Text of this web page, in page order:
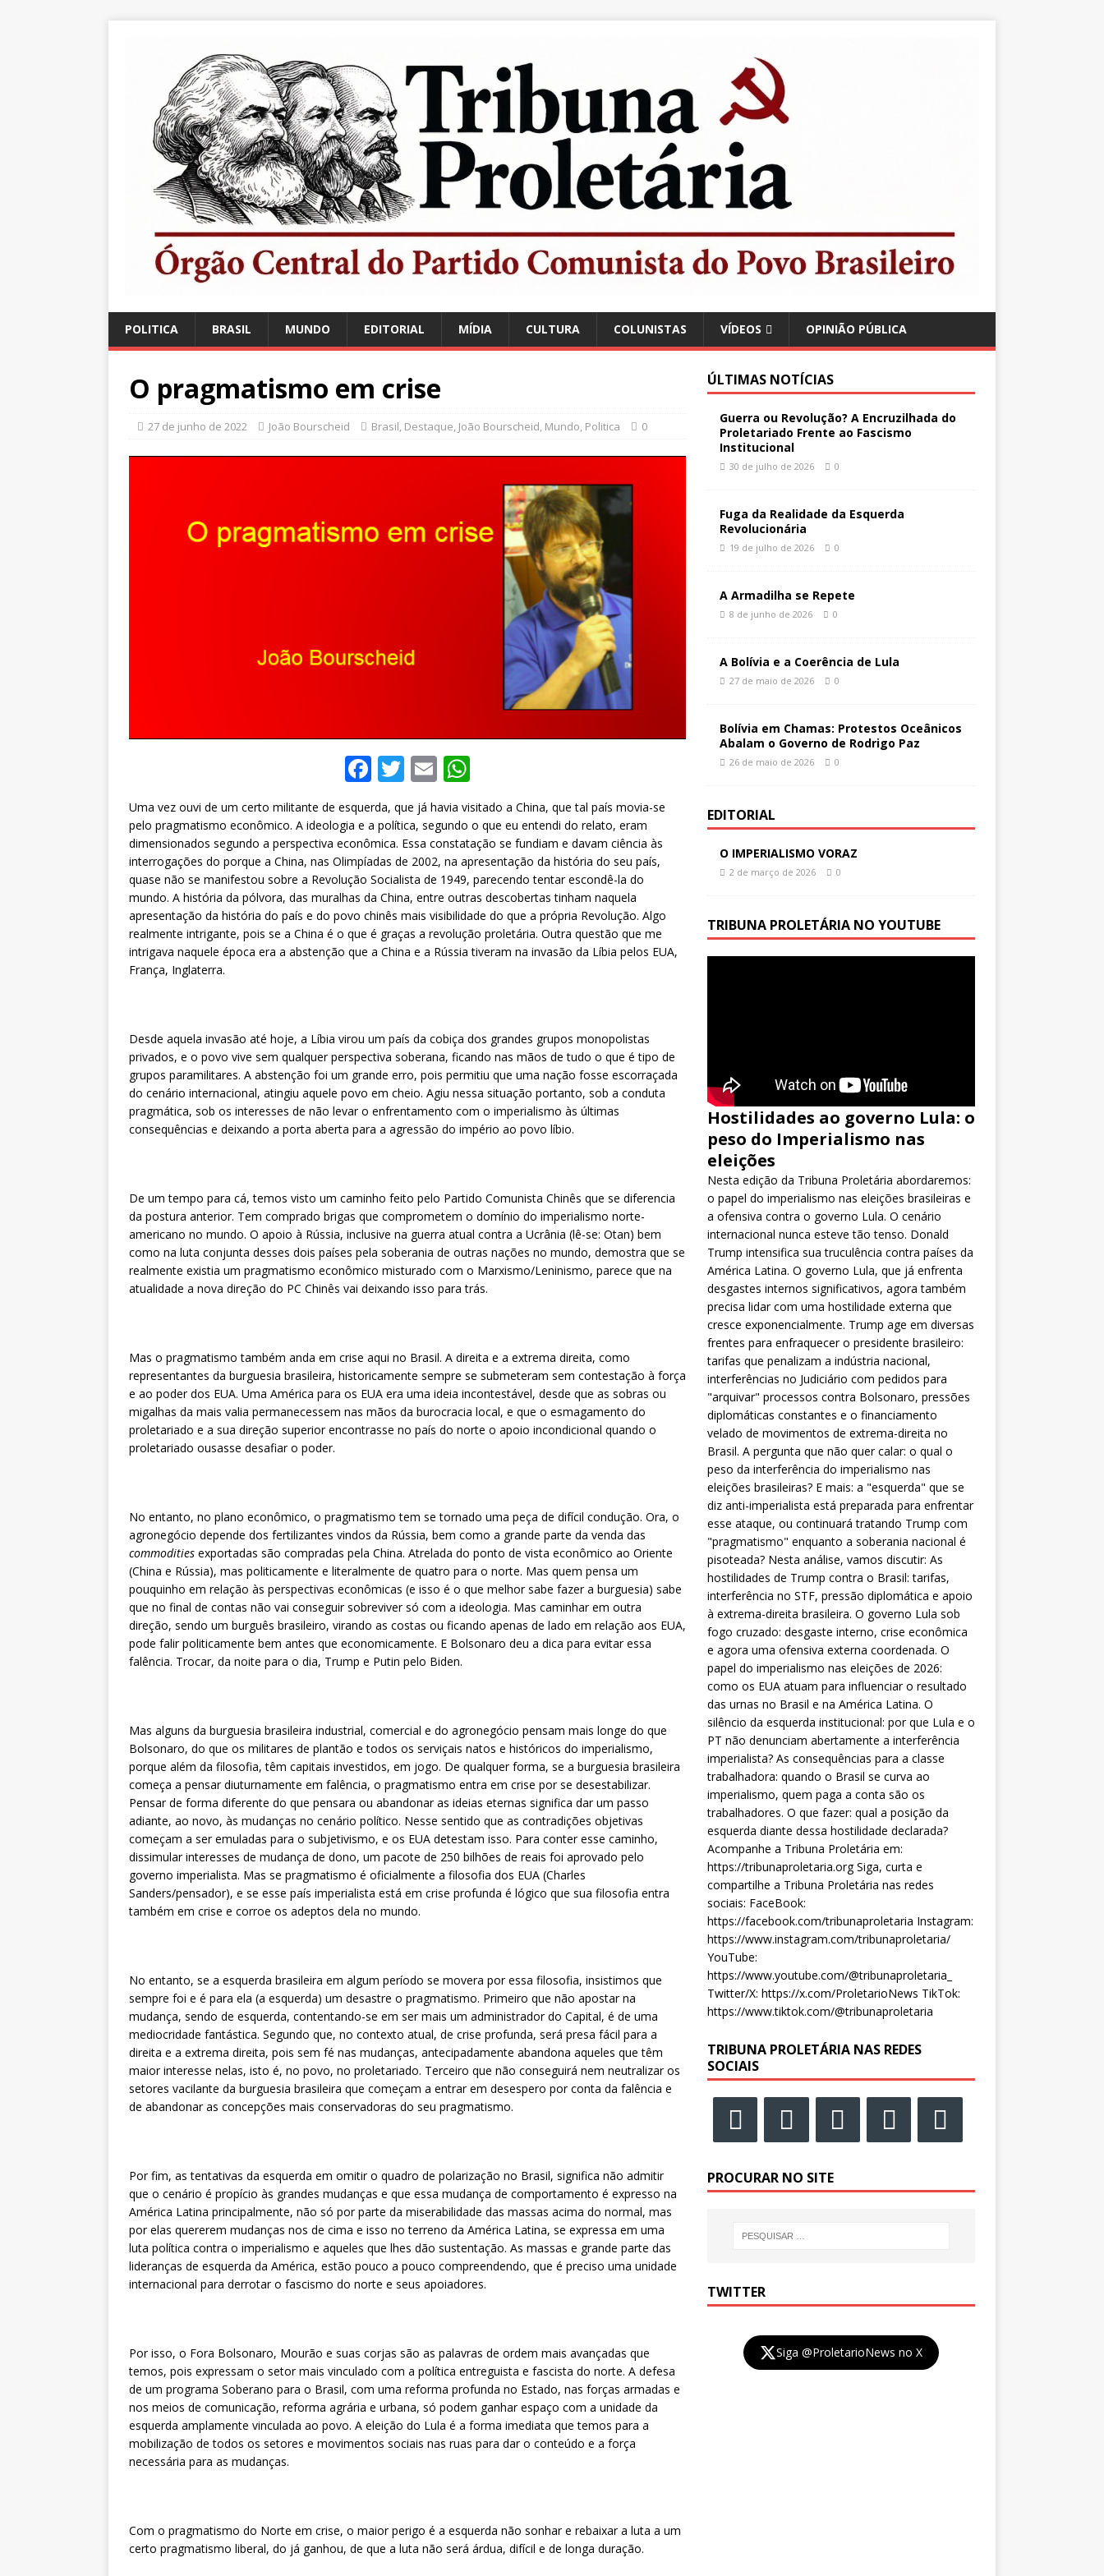
POLITICA BRASIL MUNDO EDITORIAL MÍDIA CULTURA COLUNISTAS VÍDEOS OPINIÃO PÚBLICA
O pragmatismo em crise
27 de junho de 2022 João Bourscheid Brasil, Destaque, João Bourscheid, Mundo, Politica 0
F
a
c
e
b
o
o
k
T
w
it
te
r
E
m
ai
l
h
at
s
A
p
p
Uma vez ouvi de um certo militante de esquerda, que já havia visitado a China, que tal país movia-se
pelo pragmatismo econômico. A ideologia e a política, segundo o que eu entendi do relato, eram
dimensionados segundo a perspectiva econômica. Essa constatação se fundiam e davam ciência às
interrogações do porque a China, nas Olimpíadas de 2002, na apresentação da história do seu país,
quase não se manifestou sobre a Revolução Socialista de 1949, parecendo tentar escondê-la do
mundo. A história da pólvora, das muralhas da China, entre outras descobertas tinham naquela
apresentação da história do país e do povo chinês mais visibilidade do que a própria Revolução. Algo
realmente intrigante, pois se a China é o que é graças a revolução proletária. Outra questão que me
intrigava naquele época era a abstenção que a China e a Rússia tiveram na invasão da Líbia pelos EUA,
França, Inglaterra.
Desde aquela invasão até hoje, a Líbia virou um país da cobiça dos grandes grupos monopolistas
privados, e o povo vive sem qualquer perspectiva soberana, ficando nas mãos de tudo o que é tipo de
grupos paramilitares. A abstenção foi um grande erro, pois permitiu que uma nação fosse escorraçada
do cenário internacional, atingiu aquele povo em cheio. Agiu nessa situação portanto, sob a conduta
pragmática, sob os interesses de não levar o enfrentamento com o imperialismo às últimas
consequências e deixando a porta aberta para a agressão do império ao povo líbio.
De um tempo para cá, temos visto um caminho feito pelo Partido Comunista Chinês que se diferencia
da postura anterior. Tem comprado brigas que comprometem o domínio do imperialismo norte-
americano no mundo. O apoio à Rússia, inclusive na guerra atual contra a Ucrânia (lê-se: Otan) bem
como na luta conjunta desses dois países pela soberania de outras nações no mundo, demostra que se
realmente existia um pragmatismo econômico misturado com o Marxismo/Leninismo, parece que na
atualidade a nova direção do PC Chinês vai deixando isso para trás.
Mas o pragmatismo também anda em crise aqui no Brasil. A direita e a extrema direita, como
representantes da burguesia brasileira, historicamente sempre se submeteram sem contestação à força
e ao poder dos EUA. Uma América para os EUA era uma ideia incontestável, desde que as sobras ou
migalhas da mais valia permanecessem nas mãos da burocracia local, e que o esmagamento do
proletariado e a sua direção superior encontrasse no país do norte o apoio incondicional quando o
proletariado ousasse desafiar o poder.
No entanto, no plano econômico, o pragmatismo tem se tornado uma peça de difícil condução. Ora, o
agronegócio depende dos fertilizantes vindos da Rússia, bem como a grande parte da venda das
commodities exportadas são compradas pela China. Atrelada do ponto de vista econômico ao Oriente
(China e Rússia), mas politicamente e literalmente de quatro para o norte. Mas quem pensa um
pouquinho em relação às perspectivas econômicas (e isso é o que melhor sabe fazer a burguesia) sabe
que no final de contas não vai conseguir sobreviver só com a ideologia. Mas caminhar em outra
direção, sendo um burguês brasileiro, virando as costas ou ficando apenas de lado em relação aos EUA,
pode falir politicamente bem antes que economicamente. E Bolsonaro deu a dica para evitar essa
falência. Trocar, da noite para o dia, Trump e Putin pelo Biden.
Mas alguns da burguesia brasileira industrial, comercial e do agronegócio pensam mais longe do que
Bolsonaro, do que os militares de plantão e todos os serviçais natos e históricos do imperialismo,
porque além da filosofia, têm capitais investidos, em jogo. De qualquer forma, se a burguesia brasileira
começa a pensar diuturnamente em falência, o pragmatismo entra em crise por se desestabilizar.
Pensar de forma diferente do que pensara ou abandonar as ideias eternas significa dar um passo
adiante, ao novo, às mudanças no cenário político. Nesse sentido que as contradições objetivas
começam a ser emuladas para o subjetivismo, e os EUA detestam isso. Para conter esse caminho,
dissimular interesses de mudança de dono, um pacote de 250 bilhões de reais foi aprovado pelo
governo imperialista. Mas se pragmatismo é oficialmente a filosofia dos EUA (Charles
Sanders/pensador), e se esse país imperialista está em crise profunda é lógico que sua filosofia entra
também em crise e corroe os adeptos dela no mundo.
No entanto, se a esquerda brasileira em algum período se movera por essa filosofia, insistimos que
sempre foi e é para ela (a esquerda) um desastre o pragmatismo. Primeiro que não apostar na
mudança, sendo de esquerda, contentando-se em ser mais um administrador do Capital, é de uma
mediocridade fantástica. Segundo que, no contexto atual, de crise profunda, será presa fácil para a
direita e a extrema direita, pois sem fé nas mudanças, antecipadamente abandona aqueles que têm
maior interesse nelas, isto é, no povo, no proletariado. Terceiro que não conseguirá nem neutralizar os
setores vacilante da burguesia brasileira que começam a entrar em desespero por conta da falência e
de abandonar as concepções mais conservadoras do seu pragmatismo.
Por fim, as tentativas da esquerda em omitir o quadro de polarização no Brasil, significa não admitir
que o cenário é propício às grandes mudanças e que essa mudança de comportamento é expresso na
América Latina principalmente, não só por parte da miserabilidade das massas acima do normal, mas
por elas quererem mudanças nos de cima e isso no terreno da América Latina, se expressa em uma
luta política contra o imperialismo e aqueles que lhes dão sustentação. As massas e grande parte das
lideranças de esquerda da América, estão pouco a pouco compreendendo, que é preciso uma unidade
internacional para derrotar o fascismo do norte e seus apoiadores.
Por isso, o Fora Bolsonaro, Mourão e suas corjas são as palavras de ordem mais avançadas que
temos, pois expressam o setor mais vinculado com a política entreguista e fascista do norte. A defesa
de um programa Soberano para o Brasil, com uma reforma profunda no Estado, nas forças armadas e
nos meios de comunicação, reforma agrária e urbana, só podem ganhar espaço com a unidade da
esquerda amplamente vinculada ao povo. A eleição do Lula é a forma imediata que temos para a
mobilização de todos os setores e movimentos sociais nas ruas para dar o conteúdo e a força
necessária para as mudanças.
Com o pragmatismo do Norte em crise, o maior perigo é a esquerda não sonhar e rebaixar a luta a um
certo pragmatismo liberal, do já ganhou, de que a luta não será árdua, difícil e de longa duração.
ÚLTIMAS NOTÍCIAS
Guerra ou Revolução? A Encruzilhada do
Proletariado Frente ao Fascismo
Institucional
30 de julho de 2026 0
Fuga da Realidade da Esquerda
Revolucionária
19 de julho de 2026 0
A Armadilha se Repete
8 de junho de 2026 0
A Bolívia e a Coerência de Lula
27 de maio de 2026 0
Bolívia em Chamas: Protestos Oceânicos
Abalam o Governo de Rodrigo Paz
26 de maio de 2026 0
EDITORIAL
O IMPERIALISMO VORAZ
2 de março de 2026 0
TRIBUNA PROLETÁRIA NO YOUTUBE
Hostilidades ao governo Lula: o
peso do Imperialismo nas
eleições
Nesta edição da Tribuna Proletária abordaremos:
o papel do imperialismo nas eleições brasileiras e
a ofensiva contra o governo Lula. O cenário
internacional nunca esteve tão tenso. Donald
Trump intensifica sua truculência contra países da
América Latina. O governo Lula, que já enfrenta
desgastes internos significativos, agora também
precisa lidar com uma hostilidade externa que
cresce exponencialmente. Trump age em diversas
frentes para enfraquecer o presidente brasileiro:
tarifas que penalizam a indústria nacional,
interferências no Judiciário com pedidos para
"arquivar" processos contra Bolsonaro, pressões
diplomáticas constantes e o financiamento
velado de movimentos de extrema-direita no
Brasil. A pergunta que não quer calar: o qual o
peso da interferência do imperialismo nas
eleições brasileiras? E mais: a "esquerda" que se
diz anti-imperialista está preparada para enfrentar
esse ataque, ou continuará tratando Trump com
"pragmatismo" enquanto a soberania nacional é
pisoteada? Nesta análise, vamos discutir: As
hostilidades de Trump contra o Brasil: tarifas,
interferência no STF, pressão diplomática e apoio
à extrema-direita brasileira. O governo Lula sob
fogo cruzado: desgaste interno, crise econômica
e agora uma ofensiva externa coordenada. O
papel do imperialismo nas eleições de 2026:
como os EUA atuam para influenciar o resultado
das urnas no Brasil e na América Latina. O
silêncio da esquerda institucional: por que Lula e o
PT não denunciam abertamente a interferência
imperialista? As consequências para a classe
trabalhadora: quando o Brasil se curva ao
imperialismo, quem paga a conta são os
trabalhadores. O que fazer: qual a posição da
esquerda diante dessa hostilidade declarada?
Acompanhe a Tribuna Proletária em:
https://tribunaproletaria.org Siga, curta e
compartilhe a Tribuna Proletária nas redes
sociais: FaceBook:
https://facebook.com/tribunaproletaria Instagram:
https://www.instagram.com/tribunaproletaria/
YouTube:
https://www.youtube.com/@tribunaproletaria_
Twitter/X: https://x.com/ProletarioNews TikTok:
https://www.tiktok.com/@tribunaproletaria
TRIBUNA PROLETÁRIA NAS REDES
SOCIAIS
PROCURAR NO SITE
TWITTER
Siga @ProletarioNews no X